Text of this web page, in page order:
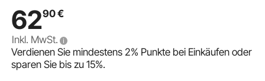
6290€
Inkl. MwSt.
Verdienen Sie mindestens2% Punkte bei Einkäufen oder
sparen Sie bis zu15%.